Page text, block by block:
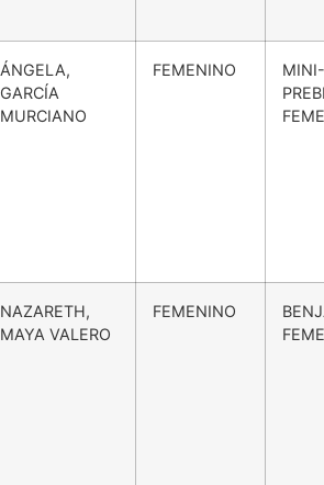
ÁNGELA,
GARCÍA
MURCIANO
FEMENINO
MINI-
NAZARETH,
MAYA VALERO
FEMENINO